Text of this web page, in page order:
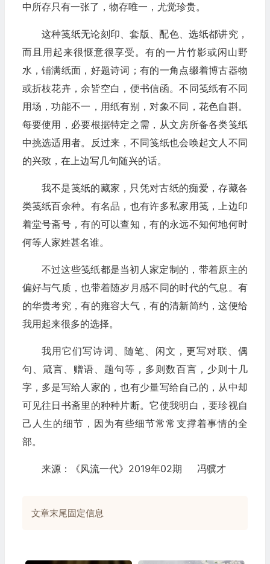
中所存只有一张了，物存唯一，尤觉珍贵。
这种笺纸无论刻印、套版、配色、选纸都讲究，
而且用起来很惬意很享受。有的一片竹影或闲山野
水，铺满纸面，好题诗词；有的一角点缀着博古器物
或折枝花卉，余皆空白，便书信函。不同笺纸有不同
用场，功能不一，用纸有别，对象不同，花色自斟。
每要使用，必要根据特定之需，从文房所备各类笺纸
中挑选适用者。反过来，不同笺纸也会唤起文人不同
的兴致，在上边写几句随兴的话。
我不是笺纸的藏家，只凭对古纸的痴爱，存藏各
类笺纸百余种。有名品，也有许多私家用笺，上边印
着堂号斋号，有的可以查知，有的永远不知何地何时
何等人家姓甚名谁。
不过这些笺纸都是当初人家定制的，带着原主的
偏好与气质，也带着随岁月感不同的时代的气息。有
的华贵考究，有的雍容大气，有的清新简约，这便给
我用起来很多的选择。
我用它们写诗词、随笔、闲文，更写对联、偶
句、箴言、赠语、题句等，多则数百言，少则十几
字，多是写给人家的，也有少量写给自己的，从中却
可见往日书斋里的种种片断。它使我明白，要珍视自
己人生的细节，因为有些细节常常支撑着事情的全
部。
来源：《风流一代》2019年02期 冯骥才
文章末尾固定信息